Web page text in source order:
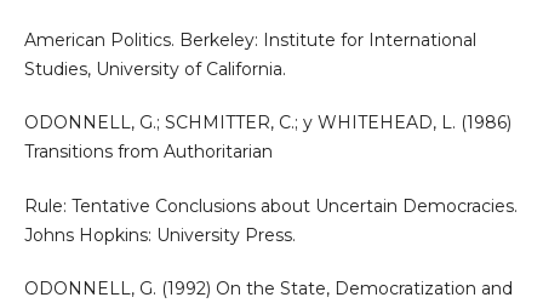
American Politics. Berkeley: Institute for International
Studies, University of California.
ODONNELL, G.; SCHMITTER, C.; y WHITEHEAD, L. (1986)
Transitions from Authoritarian
Rule: Tentative Conclusions about Uncertain Democracies.
Johns Hopkins: University Press.
ODONNELL, G. (1992) On the State, Democratization and